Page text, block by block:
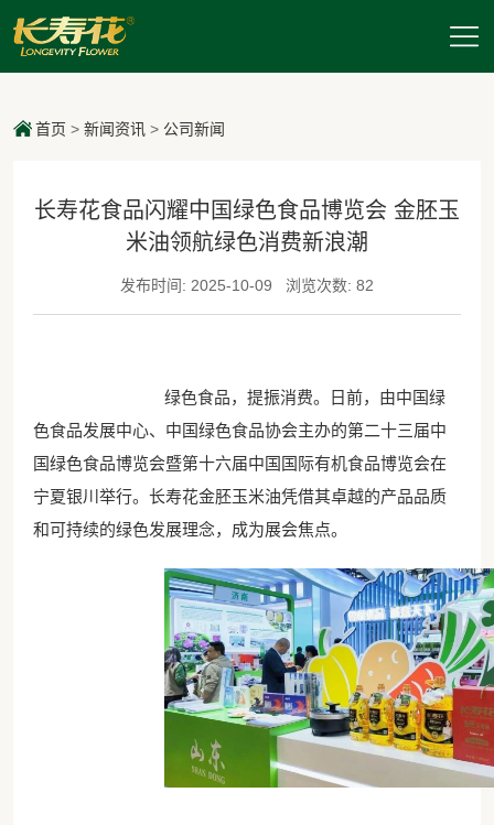
首页 > 新闻资讯> 公司新闻
长寿花食品闪耀中国绿色食品博览会 金胚玉
米油领航绿色消费新浪潮
发布时间: 2025-10-09 浏览次数: 82
绿色食品，提振消费。日前，由中国绿
色食品发展中心、中国绿色食品协会主办的第二十三届中
国绿色食品博览会暨第十六届中国国际有机食品博览会在
宁夏银川举行。长寿花金胚玉米油凭借其卓越的产品品质
和可持续的绿色发展理念，成为展会焦点。